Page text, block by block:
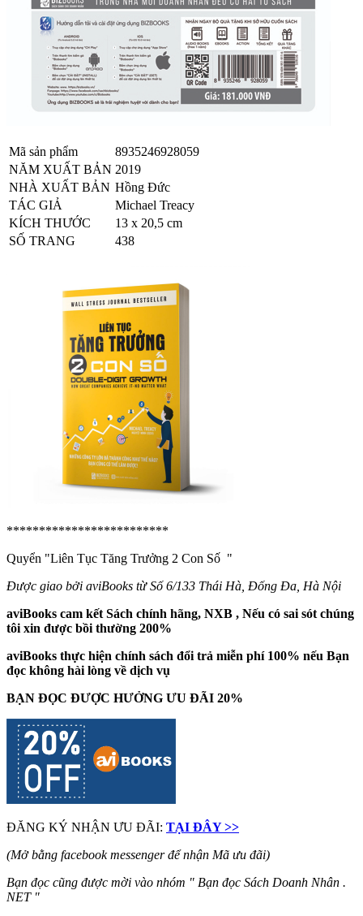
Mã sản phẩm
8935246928059
NĂM XUẤT BẢN 2019
NHÀ XUẤT BẢN Hồng Đức
TÁC GIẢ
Michael Treacy
KÍCH THƯỚC
13 x 20,5 cm
SỐ TRANG
438
*************************
Quyển "Liên Tục Tăng Trưởng 2 Con Số "
Được giao bởi aviBooks từ Số 6/133 Thái Hà, Đống Đa, Hà Nội
aviBooks cam kết Sách chính hãng, NXB , Nếu có sai sót chúng
tôi xin được bồi thường 200%
aviBooks thực hiện chính sách đổi trả miễn phí 100% nếu Bạn
đọc không hài lòng về dịch vụ
BẠN ĐỌC ĐƯỢC HƯỞNG ƯU ĐÃI 20%
ĐĂNG KÝ NHẬN ƯU ĐÃI: TẠI ĐÂY >>
(Mở bằng facebook messenger để nhận Mã ưu đãi)
Bạn đọc cũng được mời vào nhóm " Bạn đọc Sách Doanh Nhân .
NET "